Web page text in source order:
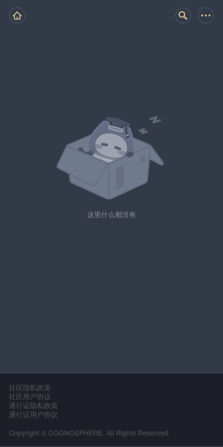
这里什么都没有
社区隐私政策
社区用户协议
通行证隐私政策
通行证用户协议
Copyright © COGNOSPHERE. All Rights Reserved.